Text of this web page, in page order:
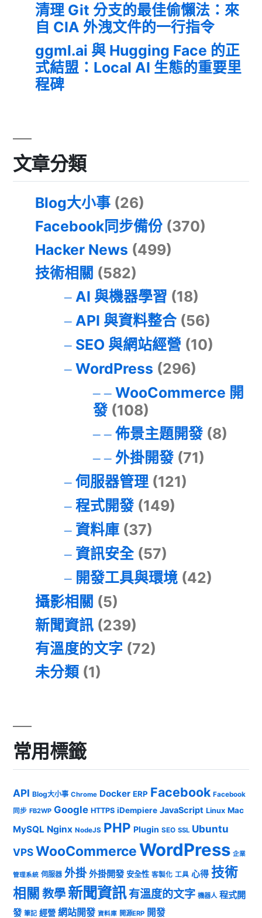
清理 Git 分支的最佳偷懶法：來
自 CIA 外洩文件的一行指令
ggml.ai 與 Hugging Face 的正
式結盟：Local AI 生態的重要里
程碑
文章分類
Blog大小事 (26)
Facebook同步備份 (370)
Hacker News (499)
技術相關 (582)
AI 與機器學習 (18)
API 與資料整合(56)
SEO 與網站經營 (10)
WordPress (296)
WooCommerce 開
發(108)
佈景主題開發(8)
外掛開發(71)
伺服器管理(121)
程式開發(149)
資料庫(37)
資訊安全(57)
開發工具與環境(42)
攝影相關 (5)
新聞資訊 (239)
有溫度的文字 (72)
未分類 (1)
常用標籤
API Blog大小事 Chrome Docker ERP Facebook Facebook
同步 FB2WP Google HTTPS iDempiere JavaScript Linux Mac
MySQL Nginx NodeJS PHP Plugin SEO SSL Ubuntu
VPSWooCommerceWordPress 企業
管理系統 伺服器 外掛 外掛開發 安全性 客製化 工具 心得 技術
相關 教學 新聞資訊有溫度的文字 機器人 程式開
發 筆記 經營 網站開發 資料庫 開源ERP 開發